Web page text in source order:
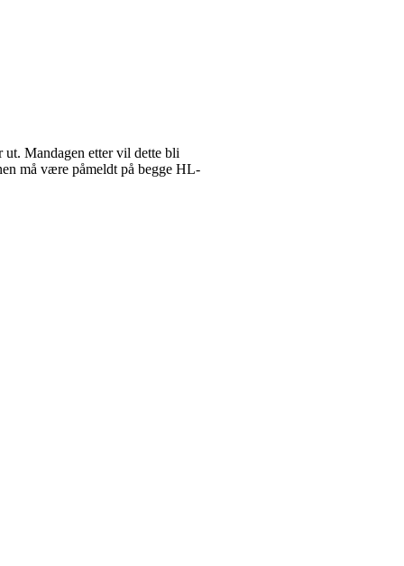
ut. Mandagen etter vil dette bli
må være påmeldt på begge HL-